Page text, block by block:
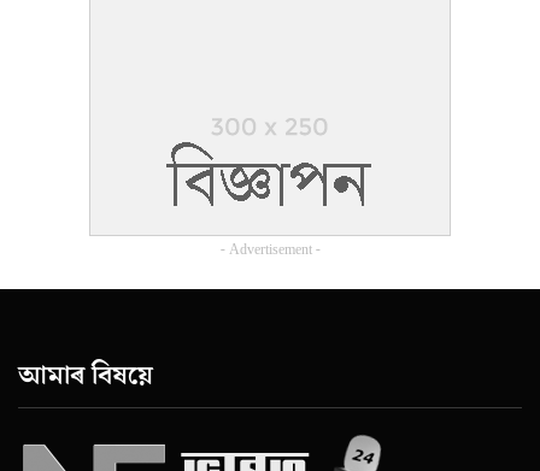
- Advertisement -
আমাৰ বিষয়ে